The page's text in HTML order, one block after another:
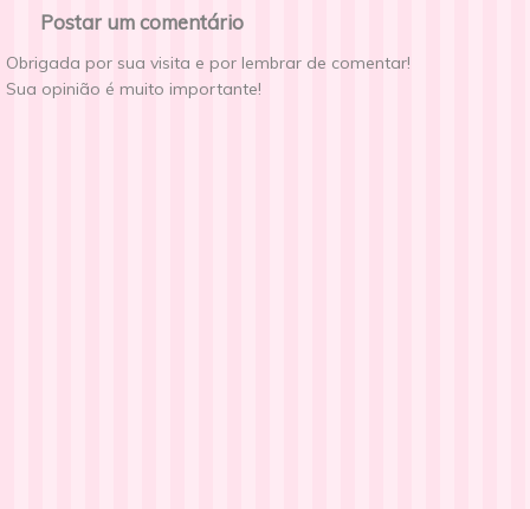
Postar um comentário
Obrigada por sua visita e por lembrar de comentar!
Sua opinião é muito importante!